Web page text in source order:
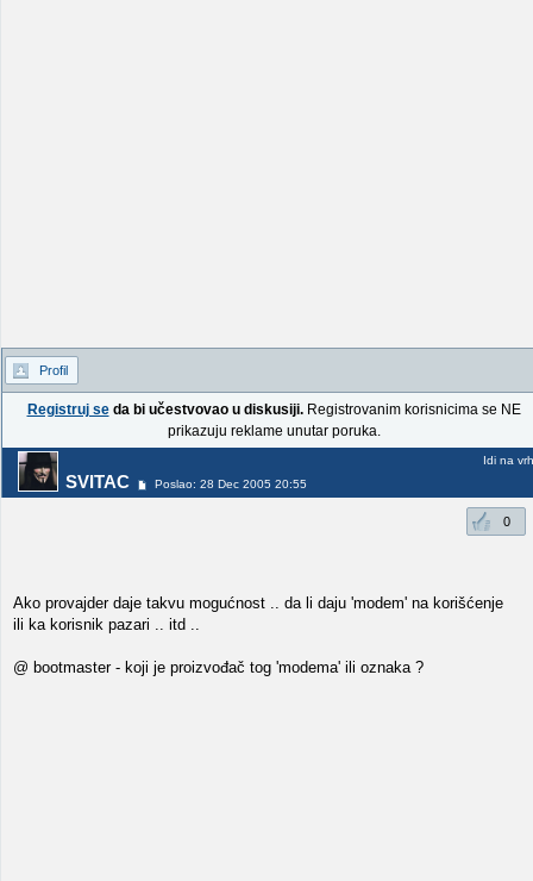
Profil
Registruj seda bi učestvovao u diskusiji.Registrovanim korisnicima se NE
prikazuju reklame unutar poruka.
SVITAC Poslao: 28 Dec 2005 20:55
Idi na vrh
0
Ako provajder daje takvu mogućnost .. da li daju 'modem' na korišćenje
ili ka korisnik pazari .. itd ..
@ bootmaster - koji je proizvođač tog 'modema' ili oznaka ?